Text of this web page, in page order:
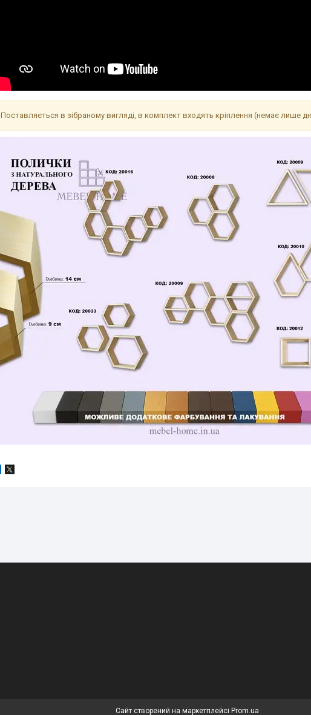
Поставляється в зібраному вигляді, в комплект входять кріплення (немає лише
Сайт створений на маркетплейсі Prom.ua